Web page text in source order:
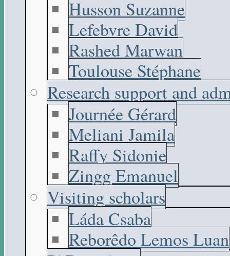
Husson Suzanne
Lefebvre David
Rashed Marwan
Toulouse Stéphane
Research support and
Journée Gérard
Meliani Jamila
Raffy Sidonie
Zingg Emanuel
Visiting scholars
Láda Csaba
Reborêdo Lemos Luan